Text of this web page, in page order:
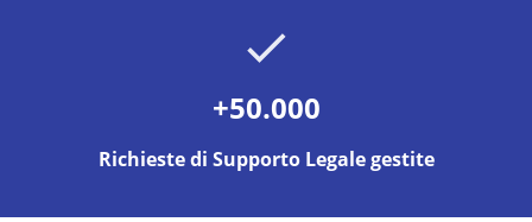
+50.000
Richieste di Supporto Legale gestite